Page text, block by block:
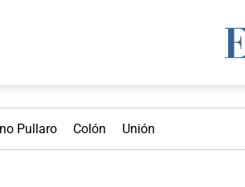
Pullaro Colón Unión